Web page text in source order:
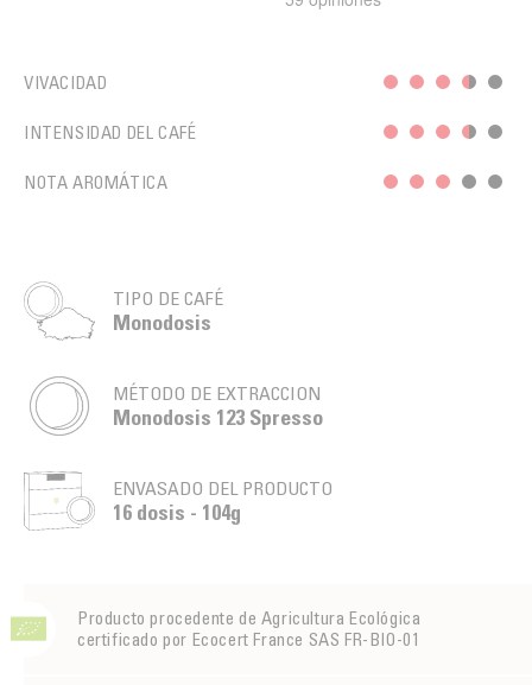
VIVACIDAD
INTENSIDAD DEL CAFÉ
NOTA AROMÁTICA
TIPO DE CAFÉ
Monodosis
MÉTODO DE EXTRACCION
Monodosis 123 Spresso
ENVASADO DEL PRODUCTO
16 dosis - 104g
Producto procedente de Agricultura Ecológica
certificado por Ecocert France SAS FR-BIO-01